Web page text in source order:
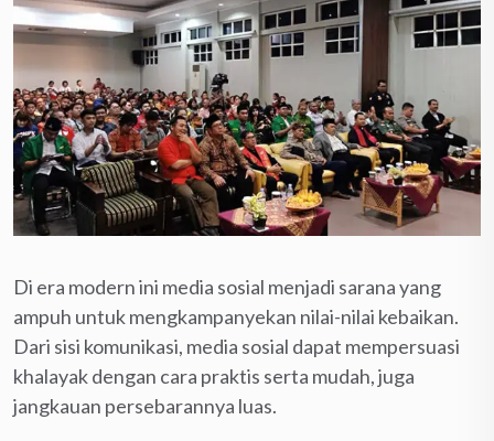
Di era modern ini media sosial menjadi sarana yang
ampuh untuk mengkampanyekan nilai-nilai kebaikan.
Dari sisi komunikasi, media sosial dapat mempersuasi
khalayak dengan cara praktis serta mudah, juga
jangkauan persebarannya luas.